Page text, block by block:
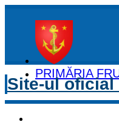
PRIMĂRIA
Site-ul oficial